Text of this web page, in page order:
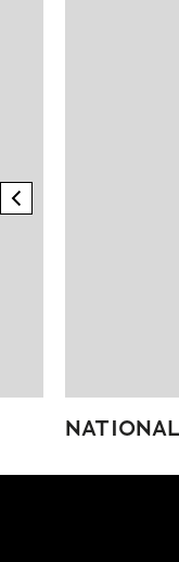
previous element